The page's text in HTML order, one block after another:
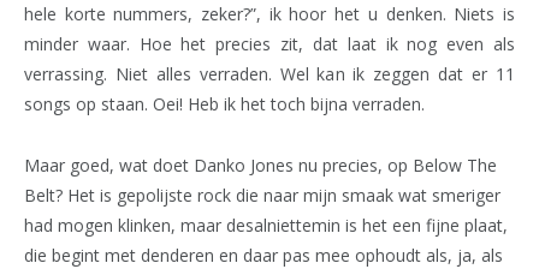
hele korte nummers, zeker?”, ik hoor het u denken. Niets is
minder waar. Hoe het precies zit, dat laat ik nog even als
verrassing. Niet alles verraden. Wel kan ik zeggen dat er 11
songs op staan. Oei! Heb ik het toch bijna verraden.
Maar goed, wat doet Danko Jones nu precies, op Below The
Belt? Het is gepolijste rock die naar mijn smaak wat smeriger
had mogen klinken, maar desalniettemin is het een fijne plaat,
die begint met denderen en daar pas mee ophoudt als, ja, als